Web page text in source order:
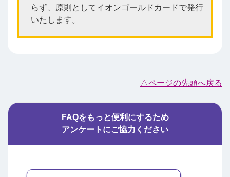
らず、原則としてイオンゴールドカードで発行
いたします。
△ページの先頭へ戻る
FAQをもっと便利にするため
アンケートにご協力ください